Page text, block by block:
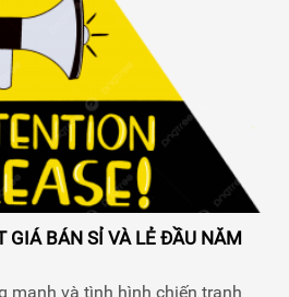
GIÁ BÁN SỈ VÀ LẺ ĐẦU NĂM
mạnh và tình hình chiến tranh